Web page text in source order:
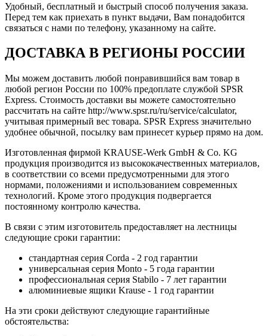
Удобный, бесплатный и быстрый способ получения заказа.
Перед тем как приехать в пункт выдачи, Вам понадобится
связаться с нами по телефону, указанному на сайте.
ДОСТАВКА В РЕГИОНЫ РОССИИ
Мы можем доставить любой понравившийся вам товар в
любой регион России по 100% предоплате службой SPSR
Express. Стоимость доставки вы можете самостоятельно
рассчитать на сайте http://www.spsr.ru/ru/service/calculator,
учитывая примерный вес товара. SPSR Express значительно
удобнее обычной, посылку вам принесет курьер прямо на дом.
Изготовленная фирмой KRAUSE-Werk GmbH & Со. KG
продукция производится из высококачественных материалов,
в соответствии со всеми предусмотренными для этого
нормами, положениями и использованием современных
технологий. Кроме этого продукция подвергается
постоянному контролю качества.
В связи с этим изготовитель предоставляет на лестницы
следующие сроки гарантии:
стандартная серия Corda - 2 год гарантии
универсальная серия Monto - 5 года гарантии
профессиональная серия Stabilo - 7 лет гарантии
алюминиевые ящики Krause - 1 год гарантии
На эти сроки действуют следующие гарантийные
обстоятельства: